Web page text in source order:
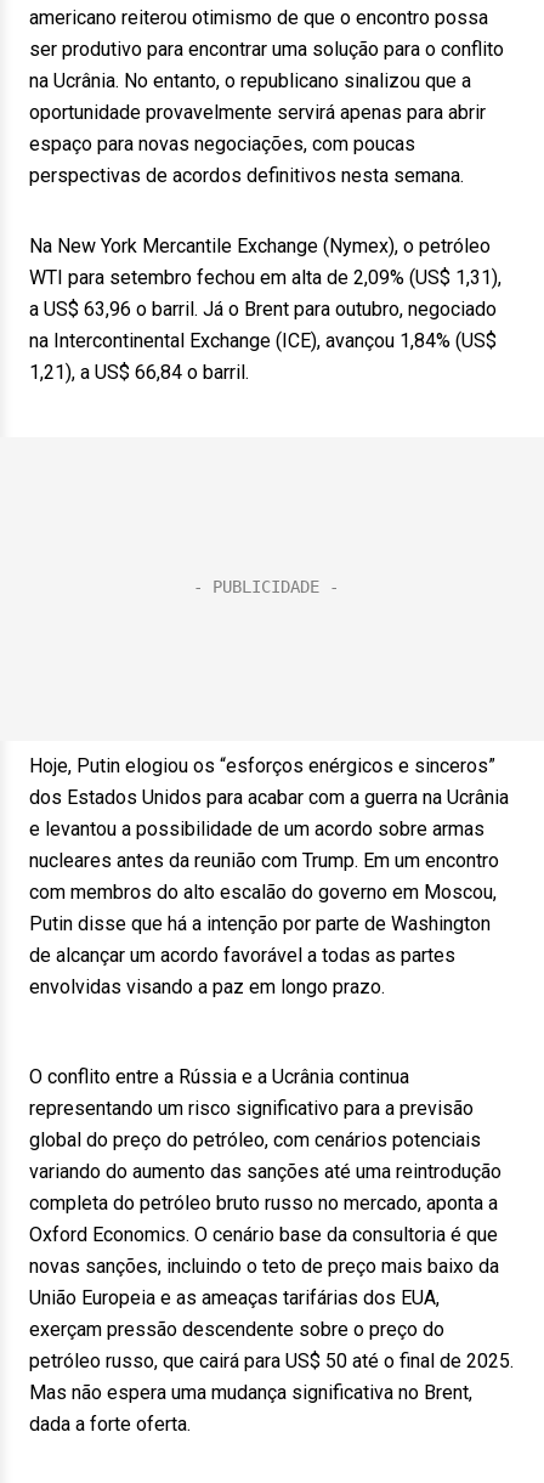
americano reiterou otimismo de que o encontro possa
ser produtivo para encontrar uma solução para o conflito
na Ucrânia. No entanto, o republicano sinalizou que a
oportunidade provavelmente servirá apenas para abrir
espaço para novas negociações, com poucas
perspectivas de acordos definitivos nesta semana.
Na New York Mercantile Exchange (Nymex), o petróleo
WTI para setembro fechou em alta de 2,09% (US$ 1,31),
a US$ 63,96 o barril. Já o Brent para outubro, negociado
na Intercontinental Exchange (ICE), avançou 1,84% (US$
1,21), a US$ 66,84 o barril.
Hoje, Putin elogiou os “esforços enérgicos e sinceros”
dos Estados Unidos para acabar com a guerra na Ucrânia
e levantou a possibilidade de um acordo sobre armas
nucleares antes da reunião com Trump. Em um encontro
com membros do alto escalão do governo em Moscou,
Putin disse que há a intenção por parte de Washington
de alcançar um acordo favorável a todas as partes
envolvidas visando a paz em longo prazo.
O conflito entre a Rússia e a Ucrânia continua
representando um risco significativo para a previsão
global do preço do petróleo, com cenários potenciais
variando do aumento das sanções até uma reintrodução
completa do petróleo bruto russo no mercado, aponta a
Oxford Economics. O cenário base da consultoria é que
novas sanções, incluindo o teto de preço mais baixo da
União Europeia e as ameaças tarifárias dos EUA,
exerçam pressão descendente sobre o preço do
petróleo russo, que cairá para US$ 50 até o final de 2025.
Mas não espera uma mudança significativa no Brent,
dada a forte oferta.